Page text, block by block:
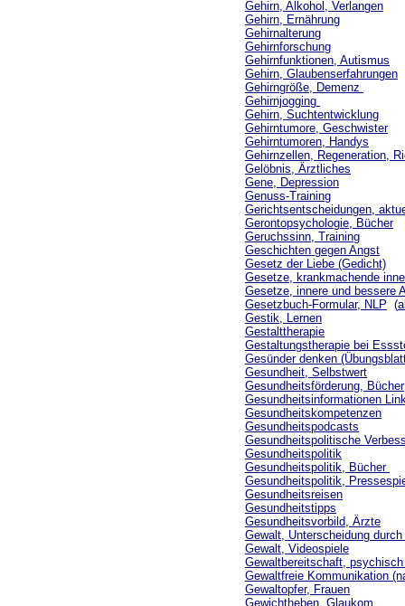
Gehirn, Alkohol, Verlangen
Gehirn, Ernährung
Gehirnalterung
Gehirnforschung
Gehirnfunktionen, Autismus
Gehirn, Glaubenserfahrungen
Gehirngröße, Demenz
Gehirnjogging
Gehirn, Suchtentwicklung
Gehirntumore, Geschwister
Gehirntumoren, Handys
Gehirnzellen, Regeneration,
Gelöbnis, Ärztliches
Gene, Depression
Genuss-Training
Gerichtsentscheidungen,
Gerontopsychologie, Bücher
Geruchssinn, Training
Geschichten gegen Angst
Gesetz der Liebe (Gedicht)
Gesetze, krankmachende
Gesetze, innere und bessere
Gesetzbuch-Formular, NLP (
Gestik, Lernen
Gestalttherapie
Gestaltungstherapie bei
Gesünder denken
Gesundheit, Selbstwert
Gesundheitsförderung, Bücher
Gesundheitsinformationen
Gesundheitskompetenzen
Gesundheitspodcasts
Gesundheitspolitische
Gesundheitspolitik
Gesundheitspolitik, Bücher
Gesundheitspolitik,
Gesundheitsreisen
Gesundheitstipps
Gesundheitsvorbild, Ärzte
Gewalt, Unterscheidung durch
Gewalt, Videospiele
Gewaltbereitschaft,
Gewaltfreie Kommunikation
Gewaltopfer, Frauen
Gewichtheben, Glaukom